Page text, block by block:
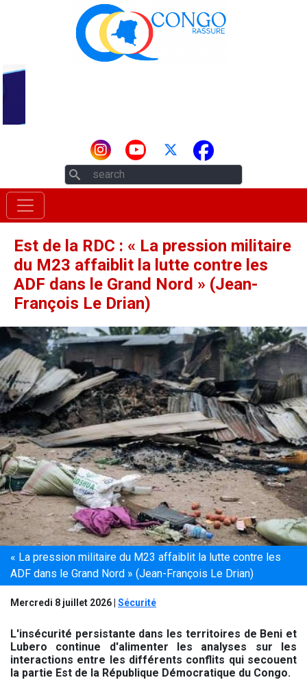
Aller au contenu principal
Est de la RDC : « La pression militaire
du M23 affaiblit la lutte contre les
ADF dans le Grand Nord » (Jean-
François Le Drian)
« La pression militaire du M23 affaiblit la lutte contre les
ADF dans le Grand Nord » (Jean-François Le Drian)
Mercredi 8 juillet 2026 Sécurité
L'insécurité persistante dans les territoires de Beni et
Lubero continue d'alimenter les analyses sur les
interactions entre les différents conflits qui secouent
la partie Est de la République Démocratique du Congo.